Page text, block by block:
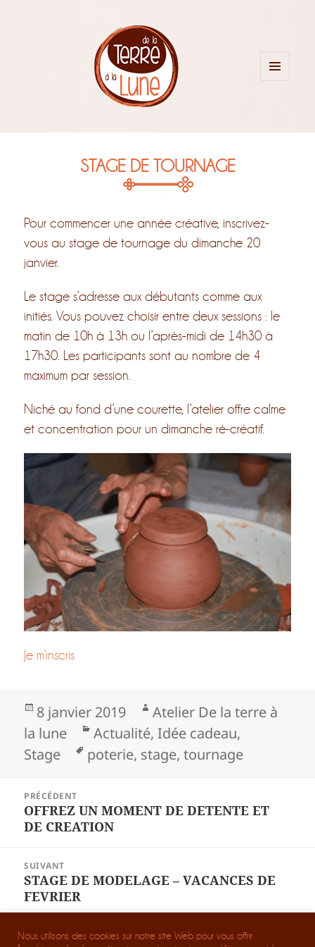
STAGE DE TOURNAGE
Pour commencer une année créative, inscrivez-
vous au stage de tournage du dimanche 20
janvier.
Le stage s’adresse aux débutants comme aux
initiés. Vous pouvez choisir entre deux sessions : le
matin de 10h à 13h ou l’après-midi de 14h30 à
17h30. Les participants sont au nombre de 4
maximum par session.
Niché au fond d’une courette, l’atelier offre calme
et concentration pour un dimanche ré-créatif.
Je m’inscris
Publié
le
8 janvier 2019 Auteur
Atelier De la terre à
la lune
Catégories
Actualité,Idée cadeau,
Stage
Mots-
poterie, stage,tournage
l’article
PRÉCÉDENT
Article
précédent :
OFFREZ UN MOMENT DE DETENTE ET
DE CREATION
SUIVANT
Article
suivant :
STAGE DE MODELAGE – VACANCES DE
FEVRIER
Nous utilisons des cookies sur notre site Web pour vous offrir